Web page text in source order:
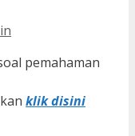
pemahaman
klik disini